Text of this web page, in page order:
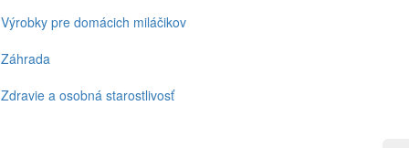
Výrobky pre domácich miláčikov
Záhrada
Zdravie a osobná starostlivosť